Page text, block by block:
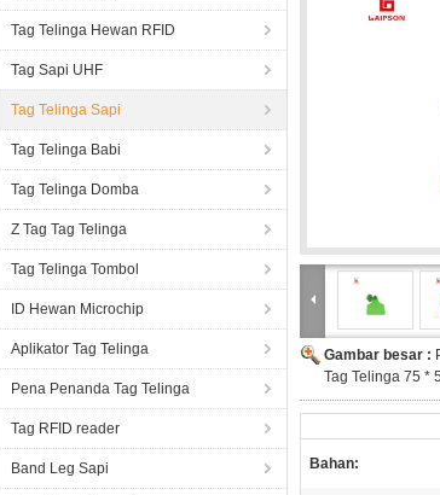
Tag Telinga Hewan RFID
Tag Sapi UHF
Tag Telinga Sapi
Tag Telinga Babi
Tag Telinga Domba
Z Tag Tag Telinga
Tag Telinga Tombol
ID Hewan Microchip
Aplikator Tag Telinga
Pena Penanda Tag Telinga
Tag RFID reader
Band Leg Sapi
Gambar besar :
Tag Telinga 75 *
Bahan: